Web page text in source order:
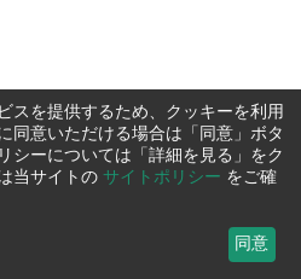
スを提供するため、クッキーを利用
同意いただける場合は「同意」ボタ
シーについては「詳細を見る」をク
当サイトの サイトポリシー をご確
同意